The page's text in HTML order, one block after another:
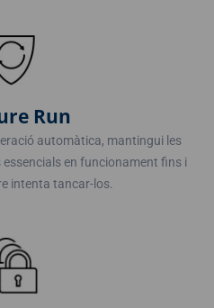
Run
automàtica, mantingui les
en funcionament fins i
intenta tancar-los.